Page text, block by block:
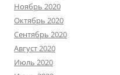
Ноябрь 2020
Октябрь 2020
Сентябрь 2020
Август 2020
Июль 2020